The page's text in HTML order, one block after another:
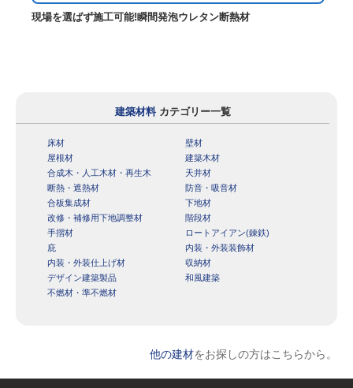
現場を選ばず施工可能!瞬間発泡ウレタン断熱材
建築材料カテゴリー一覧
床材
壁材
屋根材
建築木材
合成木・人工木材・再生木
天井材
断熱・遮熱材
防音・吸音材
合板集成材
下地材
改修・補修用下地調整材
階段材
手摺材
ロートアイアン(錬鉄)
庇
内装・外装装飾材
内装・外装仕上げ材
収納材
デザイン建築製品
和風建築
不燃材・準不燃材
他の建材をお探しの方はこちらから。